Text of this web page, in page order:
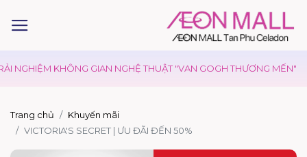
KHÔNG GIAN NGHỆ THUẬT "VAN GOGH THƯƠNG MẾN"
Trang chủ
Khuyến mãi
VICTORIA'S SECRET | ƯU ĐÃI ĐẾN 50%